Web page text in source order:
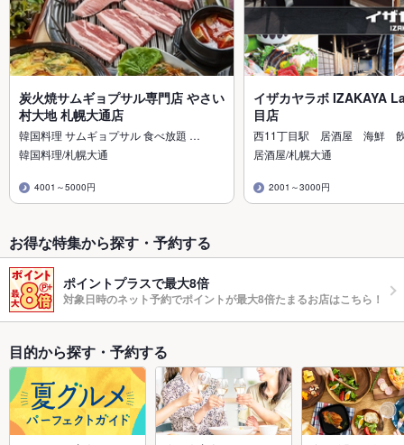
炭火焼サムギョプサル専門店 やさい
村大地 札幌大通店
韓国料理 サムギョプサル 食べ放題 …
韓国料理/札幌大通
4001～5000円
イザカヤラボ IZAKAYA
目店
西11丁目駅 居酒屋 海鮮
居酒屋/札幌大通
2001～3000円
お得な特集から探す・予約する
ポイントプラスで最大8倍
対象日時のネット予約でポイントが最大8倍たまるお店はこちら！
目的から探す・予約する